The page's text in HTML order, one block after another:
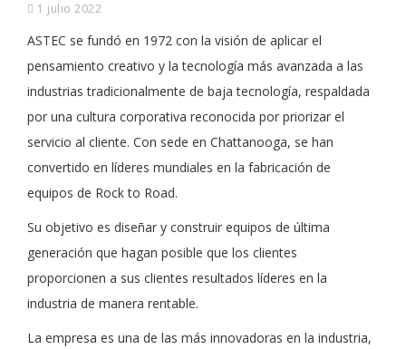
1 julio 2022
ASTEC se fundó en 1972 con la visión de aplicar el
pensamiento creativo y la tecnología más avanzada a las
industrias tradicionalmente de baja tecnología, respaldada
por una cultura corporativa reconocida por priorizar el
servicio al cliente. Con sede en Chattanooga, se han
convertido en líderes mundiales en la fabricación de
equipos de Rock to Road.
Su objetivo es diseñar y construir equipos de última
generación que hagan posible que los clientes
proporcionen a sus clientes resultados líderes en la
industria de manera rentable.
La empresa es una de las más innovadoras en la industria,